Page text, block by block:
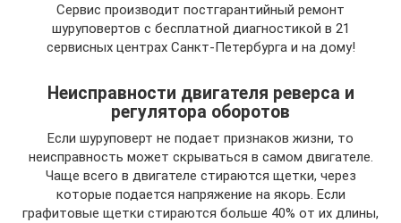
Сервис производит постгарантийный ремонт
шуруповертов с бесплатной диагностикой в 21
сервисных центрах Санкт-Петербурга и на дому!
Неисправности двигателя реверса и
регулятора оборотов
Если шуруповерт не подает признаков жизни, то
неисправность может скрываться в самом двигателе.
Чаще всего в двигателе стираются щетки, через
которые подается напряжение на якорь. Если
графитовые щетки стираются больше 40% от их длины,